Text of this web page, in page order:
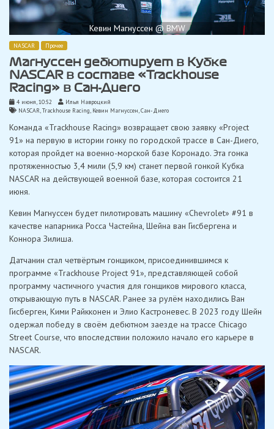
Кевин Магнуссен @ BMW
NASCAR Прочее
Магнуссен дебютирует в Кубке
NASCAR в составе «Trackhouse
Racing» в Сан-Диего
4 июня, 10:52
Илья Навроцкий
NASCAR Trackhouse Racing Кевин Магнуссен Сан-Диего
Команда «Trackhouse Racing» возвращает свою заявку «Project
91» на первую в истории гонку по городской трассе в Сан-Диего,
которая пройдет на военно-морской базе Коронадо. Эта гонка
протяженностью 3,4 мили (5,9 км) станет первой гонкой Кубка
NASCAR на действующей военной базе, которая состоится 21
июня.
Кевин Магнуссен будет пилотировать машину «Chevrolet» #91 в
качестве напарника Росса Частейна, Шейна ван Гисбергена и
Коннора Зилиша.
Датчанин стал четвёртым гонщиком, присоединившимся к
программе «Trackhouse Project 91», представляющей собой
программу частичного участия для гонщиков мирового класса,
открывающую путь в NASCAR. Ранее за рулём находились Ван
Гисберген, Кими Райкконен и Элио Кастроневес. В 2023 году Шейн
одержал победу в своём дебютном заезде на трассе Chicago
Street Course, что впоследствии положило начало его карьере в
NASCAR.